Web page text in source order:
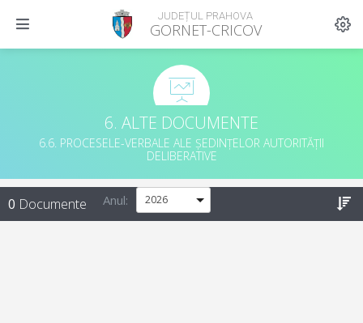
JUDEȚUL PRAHOVA
GORNET-CRICOV
6. ALTE DOCUMENTE
6.6. PROCESELE-VERBALE ALE ȘEDINȚELOR AUTORITĂȚII
DELIBERATIVE
0 Documente Anul: